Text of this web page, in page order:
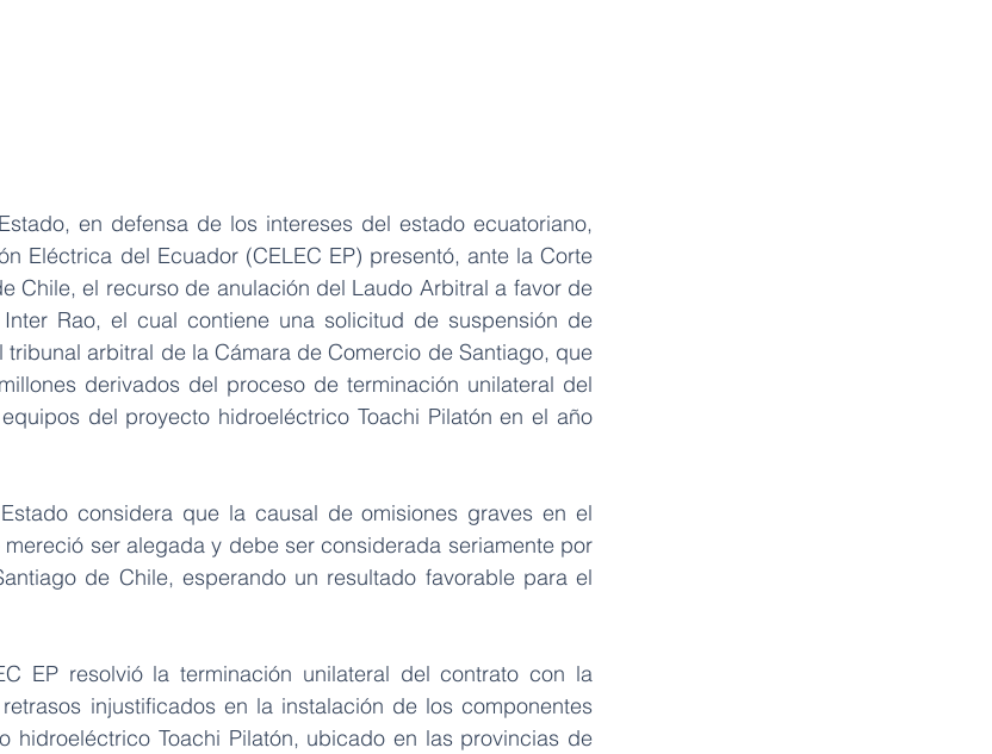
en defensa de los intereses del estado ecuatoriano,
Eléctrica del Ecuador (CELEC EP) presentó, ante la Corte
Chile, el recurso de anulación del Laudo Arbitral a favor de
Rao, el cual contiene una solicitud de suspensión de
arbitral de la Cámara de Comercio de Santiago, que
derivados del proceso de terminación unilateral del
del proyecto hidroeléctrico Toachi Pilatón en el año
considera que la causal de omisiones graves en el
ser alegada y debe ser considerada seriamente por
de Chile, esperando un resultado favorable para el
EP resolvió la terminación unilateral del contrato con la
injustificados en la instalación de los componentes
hidroeléctrico Toachi Pilatón, ubicado en las provincias de